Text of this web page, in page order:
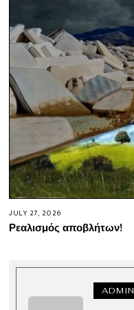
JULY 27, 2026
Ρεαλισμός αποβλήτων!
ADMIN